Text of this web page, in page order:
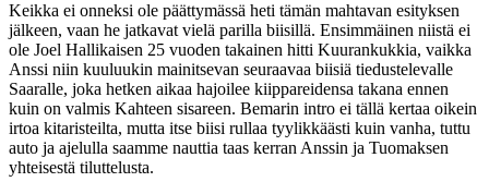
Keikka ei onneksi ole päättymässä heti tämän mahtavan esityksen
jälkeen, vaan he jatkavat vielä parilla biisillä. Ensimmäinen niistä ei
ole Joel Hallikaisen 25 vuoden takainen hitti Kuurankukkia, vaikka
Anssi niin kuuluukin mainitsevan seuraavaa biisiä tiedustelevalle
Saaralle, joka hetken aikaa hajoilee kiippareidensa takana ennen
kuin on valmis Kahteen sisareen. Bemarin intro ei tällä kertaa oikein
irtoa kitaristeilta, mutta itse biisi rullaa tyylikkäästi kuin vanha, tuttu
auto ja ajelulla saamme nauttia taas kerran Anssin ja Tuomaksen
yhteisestä tiluttelusta.